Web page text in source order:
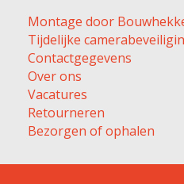
Montage door
Tijdelijke
Contactgegevens
Over ons
Vacatures
Retourneren
Bezorgen of ophalen